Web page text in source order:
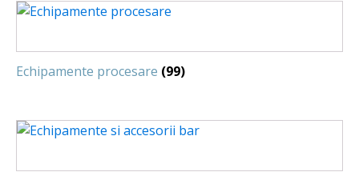
Echipamente procesare (99)